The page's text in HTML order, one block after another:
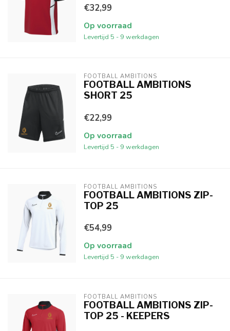
€32,99
Op voorraad
Levertijd 5 - 9 werkdagen
FOOTBALL AMBITIONS
FOOTBALL AMBITIONS
SHORT 25
€22,99
Op voorraad
Levertijd 5 - 9 werkdagen
FOOTBALL AMBITIONS
FOOTBALL AMBITIONS ZIP-
TOP 25
€54,99
Op voorraad
Levertijd 5 - 9 werkdagen
FOOTBALL AMBITIONS
FOOTBALL AMBITIONS ZIP-
TOP 25 - KEEPERS